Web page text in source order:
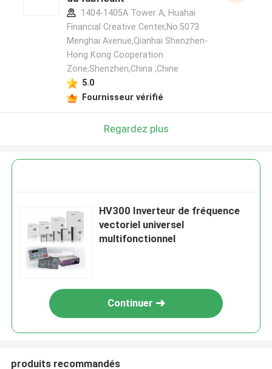
1404-1405A Tower A, Huahai
Financial Creative Center,No.5073
Menghai Avenue,Qianhai Shenzhen-
Hong Kong Cooperation
Zone,Shenzhen,China ,Chine
5.0
Fournisseur vérifié
Regardez plus
HV300 Inverteur de fréquence
vectoriel universel
multifonctionnel
Continuer
produits recommandés